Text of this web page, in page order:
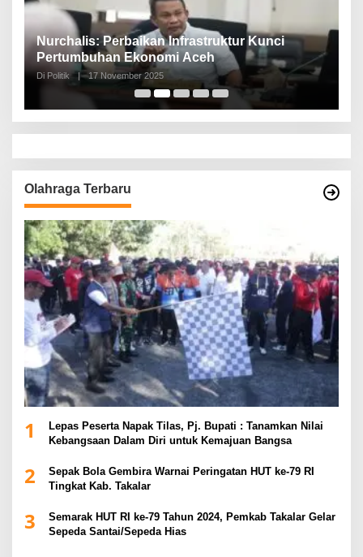
Nurchalis: Perbaikan Infrastruktur Kunci
Pertumbuhan Ekonomi Aceh
Di Politik | 17 November 2025
Olahraga Terbaru
1
Lepas Peserta Napak Tilas, Pj. Bupati : Tanamkan Nilai
Kebangsaan Dalam Diri untuk Kemajuan Bangsa
2
Sepak Bola Gembira Warnai Peringatan HUT ke-79 RI
Tingkat Kab. Takalar
3
Semarak HUT RI ke-79 Tahun 2024, Pemkab Takalar Gelar
Sepeda Santai/Sepeda Hias